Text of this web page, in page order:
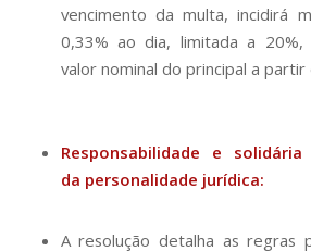
vencimento da multa, incidirá
0,33% ao dia, limitada a 20%,
valor nominal do principal a partir
Responsabilidade e solidária
da personalidade jurídica:
A resolução detalha as regras